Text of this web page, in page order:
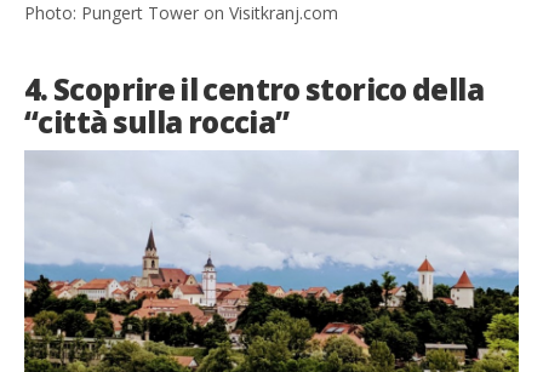
Photo: Pungert Tower on Visitkranj.com
4. Scoprire il centro storico della
“città sulla roccia”